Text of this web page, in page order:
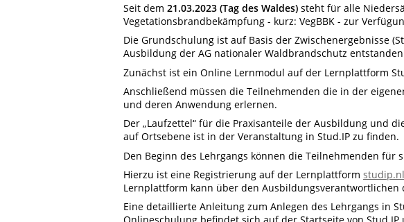
Seit dem 21.03.2023 (Tag des Waldes) steht für alle
Vegetationsbrandbekämpfung - kurz: VegBBK - zur
Die Grundschulung ist auf Basis der Zwischenergebnisse
Ausbildung der AG nationaler Waldbrandschutz
Zunächst ist ein Online Lernmodul auf der Lernplattform
Anschließend müssen die Teilnehmenden die in der
und deren Anwendung erlernen.
Der „Laufzettel“ für die Praxisanteile der Ausbildung und
auf Ortsebene ist in der Veranstaltung in Stud.IP zu finden.
Den Beginn des Lehrgangs können die Teilnehmenden für
Hierzu ist eine Registrierung auf der Lernplattform
Lernplattform kann über den
Eine detaillierte Anleitung zum Anlegen des Lehrgangs in